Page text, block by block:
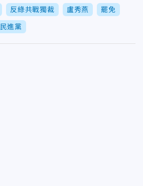
反綠共戰獨裁 盧秀燕 罷免
民進黨